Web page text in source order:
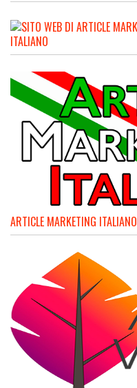
ITALIANO
ARTICLE MARKETING ITALIANO